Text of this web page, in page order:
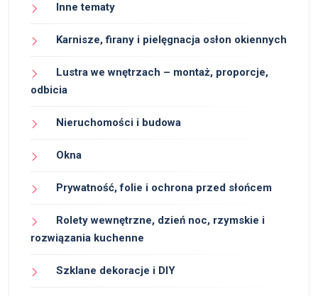
Inne tematy
Karnisze, firany i pielęgnacja osłon okiennych
Lustra we wnętrzach – montaż, proporcje,
odbicia
Nieruchomości i budowa
Okna
Prywatność, folie i ochrona przed słońcem
Rolety wewnętrzne, dzień noc, rzymskie i
rozwiązania kuchenne
Szklane dekoracje i DIY